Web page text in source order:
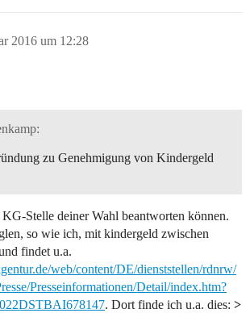
2016 um 12:28
zu Genehmigung von Kindergeld
Stelle deiner Wahl beantworten können.
so wie ich, mit kindergeld zwischen
findet u.a.
web/content/DE/dienststellen/rdnrw/
Presseinformationen/Detail/index.htm?
. Dort finde ich u.a. dies: >